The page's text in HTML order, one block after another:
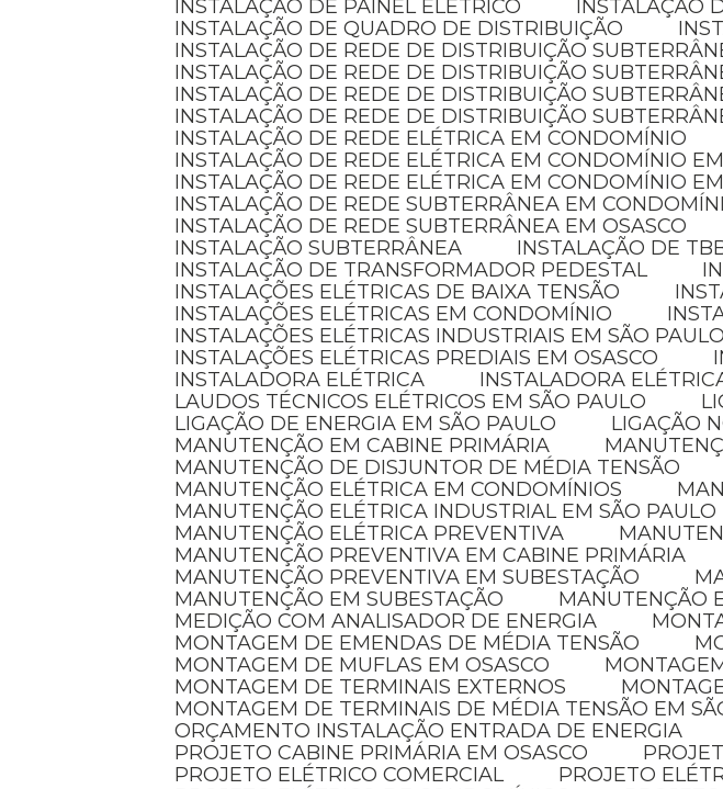
INSTALAÇÃO DE PAINEL ELÉTRICO
INSTALAÇÃO
INSTALAÇÃO DE QUADRO DE DISTRIBUIÇÃO
INSTALAÇÃO DE REDE DE DISTRIBUIÇÃO
INSTALAÇÃO DE REDE DE DISTRIBUIÇÃO
INSTALAÇÃO DE REDE DE DISTRIBUIÇÃO
INSTALAÇÃO DE REDE DE DISTRIBUIÇÃO
INSTALAÇÃO DE REDE ELÉTRICA EM CONDOMÍNIO
INSTALAÇÃO DE REDE ELÉTRICA EM CONDOMÍNIO
INSTALAÇÃO DE REDE ELÉTRICA EM CONDOMÍNIO
INSTALAÇÃO DE REDE SUBTERRÂNEA EM
INSTALAÇÃO DE REDE SUBTERRÂNEA EM OSASCO
INSTALAÇÃO SUBTERRÂNEA
INSTALAÇÃO DE
INSTALAÇÃO DE TRANSFORMADOR PEDESTAL
INSTALAÇÕES ELÉTRICAS DE BAIXA TENSÃO
INSTALAÇÕES ELÉTRICAS EM CONDOMÍNIO
INSTALAÇÕES ELÉTRICAS INDUSTRIAIS EM SÃO PAULO
INSTALAÇÕES ELÉTRICAS PREDIAIS EM OSASCO
INSTALADORA ELÉTRICA
INSTALADORA
LAUDOS TÉCNICOS ELÉTRICOS EM SÃO PAULO
LIGAÇÃO DE ENERGIA EM SÃO PAULO
LIGAÇÃO
MANUTENÇÃO EM CABINE PRIMÁRIA
MANUTENÇÃO DE DISJUNTOR DE MÉDIA TENSÃO
MANUTENÇÃO ELÉTRICA EM CONDOMÍNIOS
MANUTENÇÃO ELÉTRICA INDUSTRIAL EM SÃO PAULO
MANUTENÇÃO ELÉTRICA PREVENTIVA
MANUTENÇÃO PREVENTIVA EM CABINE PRIMÁRIA
MANUTENÇÃO PREVENTIVA EM SUBESTAÇÃO
MANUTENÇÃO EM SUBESTAÇÃO
MEDIÇÃO COM ANALISADOR DE ENERGIA
MONTAGEM DE EMENDAS DE MÉDIA TENSÃO
MONTAGEM DE MUFLAS EM OSASCO
MONTAGEM DE TERMINAIS EXTERNOS
MONTAGEM DE TERMINAIS DE MÉDIA TENSÃO EM
ORÇAMENTO INSTALAÇÃO ENTRADA DE ENERGIA
PROJETO CABINE PRIMÁRIA EM OSASCO
PROJETO ELÉTRICO COMERCIAL
PROJETO